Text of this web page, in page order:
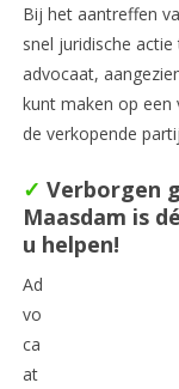
Bij het aantreffen
snel juridische
advocaat,
kunt maken op een
de verkopende
✓ Verborgen
Maasdam is
u helpen!
Ad
vo
ca
at